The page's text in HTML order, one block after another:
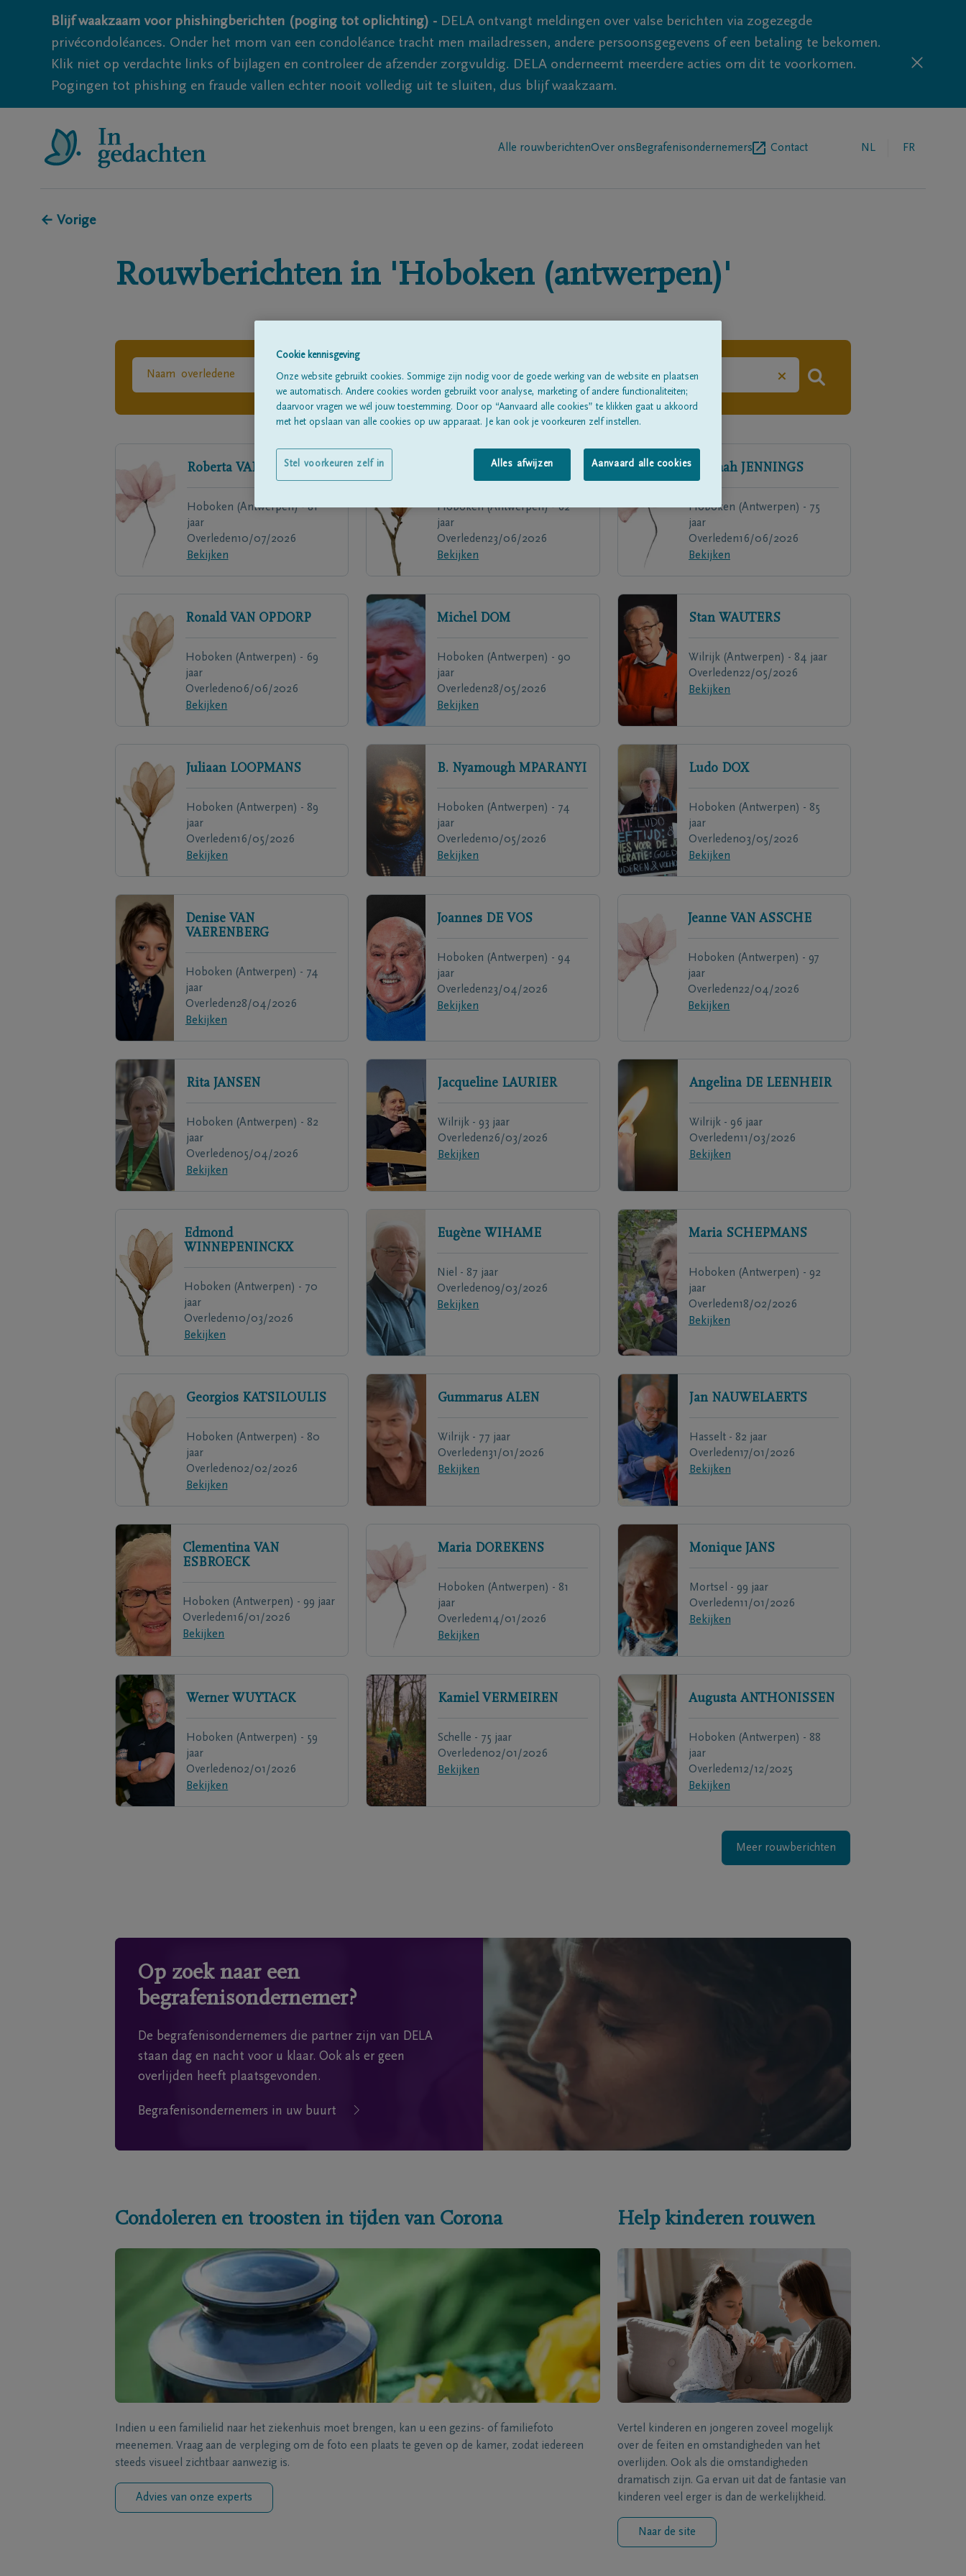
Blijf waakzaam voor phishingberichten (poging tot oplichting) - DELA ontvangt meldingen over valse berichten via zogezegde
privécondoléances. Onder het mom van een condoléance tracht men mailadressen, andere persoonsgegevens of een betaling te bekomen.
Klik niet op verdachte links of bijlagen en controleer de afzender zorgvuldig. DELA onderneemt meerdere acties om dit te voorkomen.
Pogingen tot phishing en fraude vallen echter nooit volledig uit te sluiten, dus blijf waakzaam.
Alle rouwberichtenOver ons Begrafenisondernemers Contact NL FR
← Vorige
Rouwberichten in 'Hoboken (antwerpen)'
×
Roberta VAN DYCK
Hoboken (Antwerpen) - 81
jaar
Overleden10/07/2026
Bekijken
Mohamed DROUKA
Hoboken (Antwerpen) - 62
jaar
Overleden23/06/2026
Bekijken
Fatimah JENNINGS
Hoboken (Antwerpen) - 75
jaar
Overleden16/06/2026
Bekijken
Ronald VAN OPDORP
Hoboken (Antwerpen) - 69
jaar
Overleden06/06/2026
Bekijken
Michel DOM
Hoboken (Antwerpen) - 90
jaar
Overleden28/05/2026
Bekijken
Stan WAUTERS
Wilrijk (Antwerpen) - 84 jaar
Overleden22/05/2026
Bekijken
Juliaan LOOPMANS
Hoboken (Antwerpen) - 89
jaar
Overleden16/05/2026
Bekijken
B. Nyamough MPARANYI
Hoboken (Antwerpen) - 74
jaar
Overleden10/05/2026
Bekijken
Ludo DOX
Hoboken (Antwerpen) - 85
jaar
Overleden03/05/2026
Bekijken
Denise VAN
VAERENBERG
Hoboken (Antwerpen) - 74
jaar
Overleden28/04/2026
Bekijken
Joannes DE VOS
Hoboken (Antwerpen) - 94
jaar
Overleden23/04/2026
Bekijken
Jeanne VAN ASSCHE
Hoboken (Antwerpen) - 97
jaar
Overleden22/04/2026
Bekijken
Rita JANSEN
Hoboken (Antwerpen) - 82
jaar
Overleden05/04/2026
Bekijken
Jacqueline LAURIER
Wilrijk - 93 jaar
Overleden26/03/2026
Bekijken
Angelina DE LEENHEIR
Wilrijk - 96 jaar
Overleden11/03/2026
Bekijken
Edmond
WINNEPENINCKX
Hoboken (Antwerpen) - 70
jaar
Overleden10/03/2026
Bekijken
Eugène WIHAME
Niel - 87 jaar
Overleden09/03/2026
Bekijken
Maria SCHEPMANS
Hoboken (Antwerpen) - 92
jaar
Overleden18/02/2026
Bekijken
Georgios KATSILOULIS
Hoboken (Antwerpen) - 80
jaar
Overleden02/02/2026
Bekijken
Gummarus ALEN
Wilrijk - 77 jaar
Overleden31/01/2026
Bekijken
Jan NAUWELAERTS
Hasselt - 82 jaar
Overleden17/01/2026
Bekijken
Clementina VAN
ESBROECK
Hoboken (Antwerpen) - 99 jaar
Overleden16/01/2026
Bekijken
Maria DOREKENS
Hoboken (Antwerpen) - 81
jaar
Overleden14/01/2026
Bekijken
Monique JANS
Mortsel - 99 jaar
Overleden11/01/2026
Bekijken
Werner WUYTACK
Hoboken (Antwerpen) - 59
jaar
Overleden02/01/2026
Bekijken
Kamiel VERMEIREN
Schelle - 75 jaar
Overleden02/01/2026
Bekijken
Augusta ANTHONISSEN
Hoboken (Antwerpen) - 88
jaar
Overleden12/12/2025
Bekijken
Meer rouwberichten
Op zoek naar een
begrafenisondernemer?
De begrafenisondernemers die partner zijn van DELA
staan dag en nacht voor u klaar. Ook als er geen
overlijden heeft plaatsgevonden.
Begrafenisondernemers in uw buurt
Condoleren en troosten in tijden van Corona
Indien u een familielid naar het ziekenhuis moet brengen, kan u een gezins- of familiefoto
meenemen. Vraag aan de verpleging om de foto een plaats te geven op de kamer, zodat iedereen
steeds visueel zichtbaar aanwezig is.
Advies van onze experts
Help kinderen rouwen
Vertel kinderen en jongeren zoveel mogelijk
over de feiten en omstandigheden van het
overlijden. Ook als die omstandigheden
dramatisch zijn. Ga ervan uit dat de fantasie van
kinderen veel erger is dan de werkelijkheid.
Naar de site
Cookie kennisgeving
Onze website gebruikt cookies. Sommige zijn nodig voor de goede werking van de website en plaatsen
we automatisch. Andere cookies worden gebruikt voor analyse, marketing of andere functionaliteiten;
daarvoor vragen we wél jouw toestemming. Door op “Aanvaard alle cookies” te klikken gaat u akkoord
met het opslaan van alle cookies op uw apparaat. Je kan ook je voorkeuren zelf instellen.
Alles afwijzen Aanvaard alle cookies
Stel voorkeuren zelf in